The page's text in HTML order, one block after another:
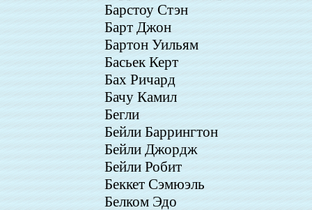
Барстоу Стэн
Барт Джон
Бартон Уильям
Басьек Керт
Бах Ричард
Бачу Камил
Бегли
Бейли Баррингтон
Бейли Джордж
Бейли Робит
Беккет Сэмюэль
Белком Эдо